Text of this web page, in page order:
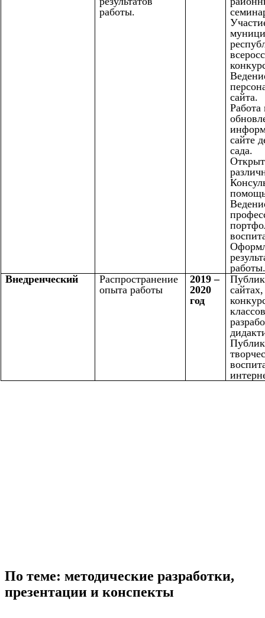
работы.
сайта.
Работа
сайте
сада.
работы.
Внедренческий
Распространение
опыта работы
2019 –
2020
год
По теме: методические разработки,
презентации и конспекты